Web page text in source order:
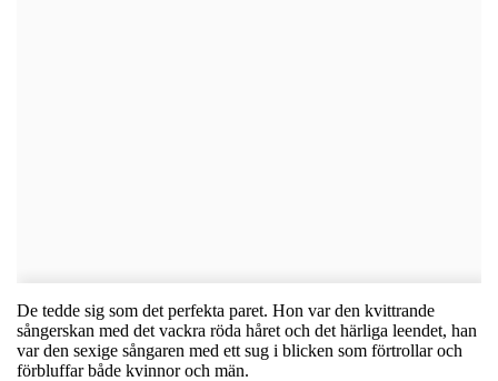
De tedde sig som det perfekta paret. Hon var den kvittrande
sångerskan med det vackra röda håret och det härliga leendet, han
var den sexige sångaren med ett sug i blicken som förtrollar och
förbluffar både kvinnor och män.